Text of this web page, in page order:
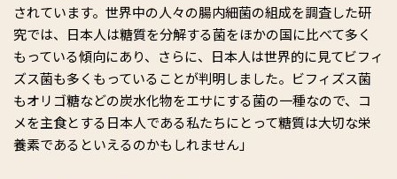
されています。世界中の人々の腸内細菌の組成を調査した研
究では、日本人は糖質を分解する菌をほかの国に比べて多く
もっている傾向にあり、さらに、日本人は世界的に見てビフィ
ズス菌も多くもっていることが判明しました。ビフィズス菌
もオリゴ糖などの炭水化物をエサにする菌の一種なので、コ
メを主食とする日本人である私たちにとって糖質は大切な栄
養素であるといえるのかもしれません」